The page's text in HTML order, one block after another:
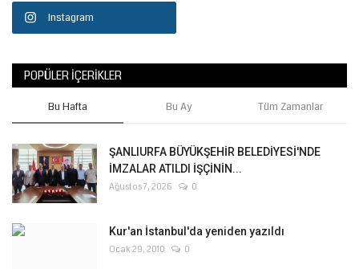
Instagram
POPÜLER İÇERIKLER
Bu Hafta Bu Ay Tüm Zamanlar
ŞANLIURFA BÜYÜKŞEHİR BELEDİYESİ'NDE
İMZALAR ATILDI İŞÇİNİN...
Ağustos 7, 2026 0
Kur'an İstanbul'da yeniden yazıldı
Ocak 29, 2010 0